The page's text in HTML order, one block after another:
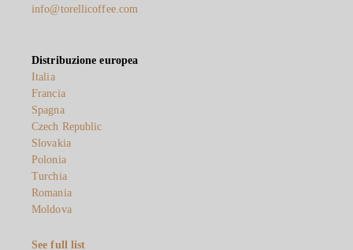
info@torellicoffee.com
Distribuzione europea
Italia
Francia
Spagna
Czech Republic
Slovakia
Polonia
Turchia
Romania
Moldova
See full list